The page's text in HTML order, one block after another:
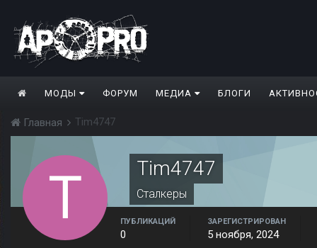
МОДЫ ФОРУМ МЕДИА БЛОГИ
Главная Tim4747
Tim4747
Сталкеры
ПУБЛИКАЦИЙ
0
ЗАРЕГИСТРИРОВАН
5 ноября, 2024